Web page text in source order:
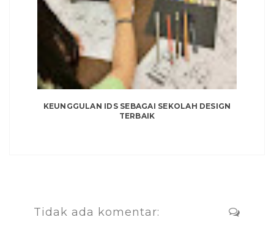
KEUNGGULAN IDS SEBAGAI SEKOLAH DESIGN
TERBAIK
Tidak ada komentar: